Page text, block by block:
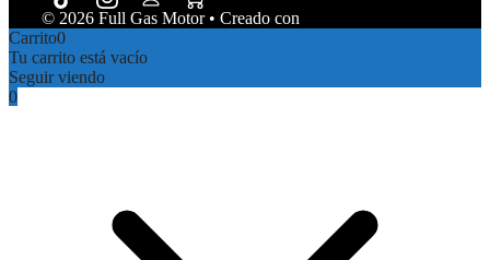
© 2026 Full Gas Motor• Creado con
Carrito0
Tu carrito está vacío
Seguir viendo
0